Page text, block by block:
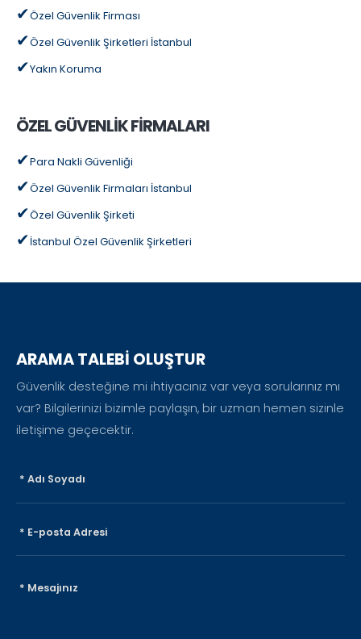
Özel Güvenlik Firması
Özel Güvenlik Şirketleri İstanbul
Yakın Koruma
ÖZEL GÜVENLİK FİRMALARI
Para Nakli Güvenliği
Özel Güvenlik Firmaları İstanbul
Özel Güvenlik Şirketi
İstanbul Özel Güvenlik Şirketleri
ARAMA TALEBİ OLUŞTUR
Güvenlik desteğine mi ihtiyacınız var veya sorularınız mı
var? Bilgilerinizi bizimle paylaşın, bir uzman hemen sizinle
iletişime geçecektir.